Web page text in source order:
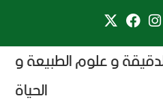
و علوم الطبيعة و
الحياة